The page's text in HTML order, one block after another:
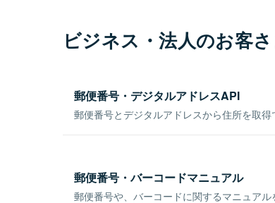
ビジネス・法人のお客
郵便番号・デジタルアドレスAPI
郵便番号とデジタルアドレスから住所を取得
郵便番号・バーコードマニュアル
郵便番号や、バーコードに関するマニュアル